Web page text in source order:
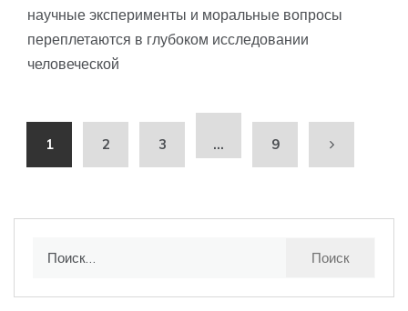
научные эксперименты и моральные вопросы
переплетаются в глубоком исследовании
человеческой
1 2 3 … 9